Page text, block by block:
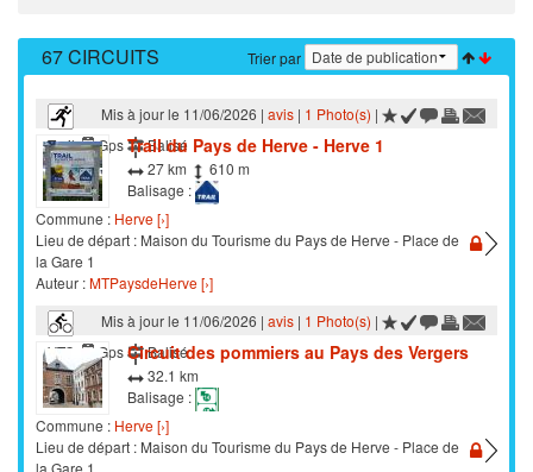
Trier par
67 CIRCUITS
Mis à jour le 11/06/2026 | avis| 1 Photo(s) |
Trail
Gps Balisé
Trail du Pays de Herve - Herve 1
27 km
610 m
Balisage :
Commune : Herve [›]
Lieu de départ : Maison du Tourisme du Pays de Herve - Place de
la Gare 1
Auteur :MTPaysdeHerve [›]
Mis à jour le 11/06/2026 | avis| 1 Photo(s) |
VTC
Gps Balisé
Circuit des pommiers au Pays des Vergers
32.1 km
Balisage :
Commune : Herve [›]
Lieu de départ : Maison du Tourisme du Pays de Herve - Place de
la Gare 1